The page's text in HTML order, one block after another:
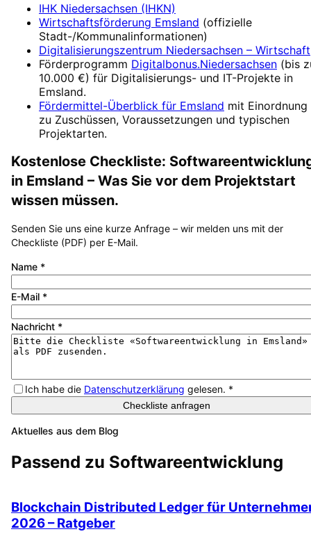
IHK Niedersachsen (IHKN)
Wirtschaftsförderung Emsland (offizielle
Stadt-/Kommunalinformationen)
Digitalisierungszentrum Niedersachsen – Wirtschaft
Förderprogramm Digitalbonus.Niedersachsen (bis
10.000 €) für Digitalisierungs- und IT-Projekte in
Emsland.
Fördermittel-Überblick für Emsland mit Einordnung
zu Zuschüssen, Voraussetzungen und typischen
Projektarten.
Kostenlose Checkliste:
in Emsland – Was Sie vor dem Projektstart
wissen müssen.
Senden Sie uns eine kurze Anfrage – wir melden uns mit der
Checkliste (PDF) per E-Mail.
Name *
E-Mail *
Nachricht *
Ich habe die Datenschutzerklärung gelesen. *
Checkliste anfragen
Aktuelles aus dem Blog
Passend zu Softwareentwicklung
Blockchain Distributed Ledger für
2026 – Ratgeber